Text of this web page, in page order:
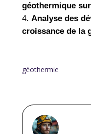
géothermique
Analyse des
croissance de la
géothermie